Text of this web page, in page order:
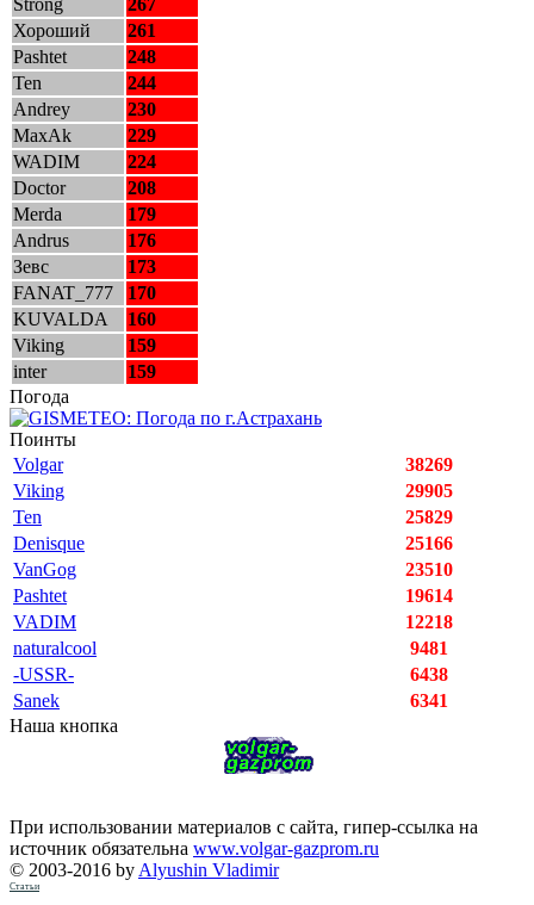
Strong
267
Хороший
261
Pashtet
248
Ten
244
Andrey
230
MaxAk
229
WADIM
224
Doctor
208
Merda
179
Andrus
176
Зевс
173
FANAT_777
170
KUVALDA
160
Viking
159
inter
159
Погода
Поинты
Volgar
38269
Viking
29905
Ten
25829
Denisque
25166
VanGog
23510
Pashtet
19614
VADIM
12218
naturalcool
9481
-USSR-
6438
Sanek
6341
Наша кнопка
При использовании материалов с сайта, гипер-ссылка на
источник обязательна www.volgar-gazprom.ru
© 2003-2016 by Alyushin Vladimir
Статьи